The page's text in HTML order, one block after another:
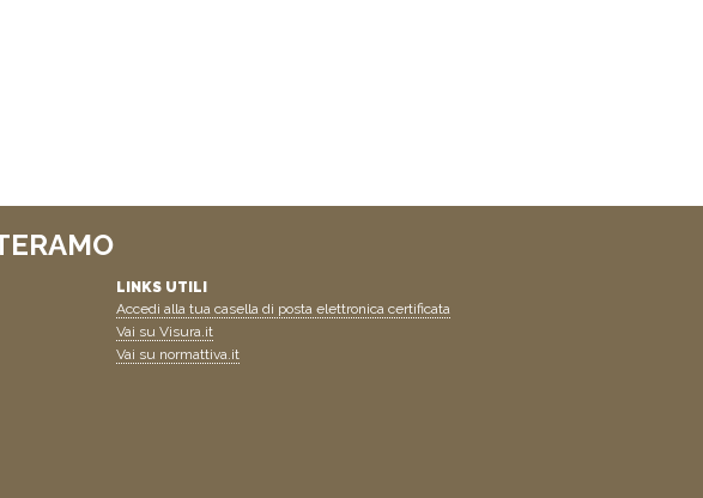
LINKS UTILI
Accedi alla tua casella di posta elettronica certificata
Vai su Visura.it
Vai su normattiva.it